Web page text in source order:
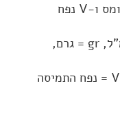
כאשר n הוא מספר המולים של מומס ו-V נפח